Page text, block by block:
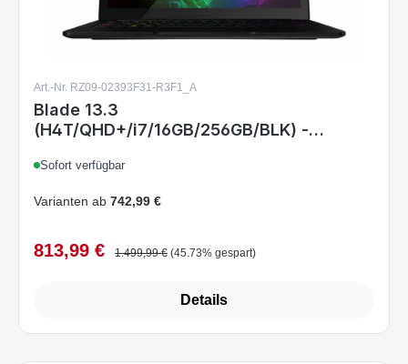
Art.-Nr. RZ09-02393F31-R3F1_A
Blade 13.3
(H4T/QHD+/i7/16GB/256GB/BLK) -
Sofort verfügbar
Varianten ab 742,99 €
Verkaufspreis:
813,99 € Regulärer Preis:
1.499,99 € (45.73% gespart)
Details